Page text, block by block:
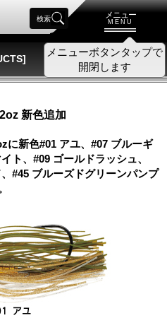
メニュー
MENU
検索
新色追加
に新色#01 アユ、#07 ブルーギ
ト、#09 ゴールドラッシュ、
#45 ブルーズドグリーンパンプ